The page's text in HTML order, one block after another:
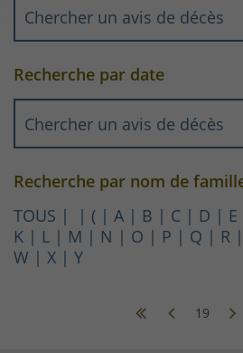
Recherche par date
Recherche par nom de
TOUS
( A B C D E
K
L M N O P Q R
W
X Y
19